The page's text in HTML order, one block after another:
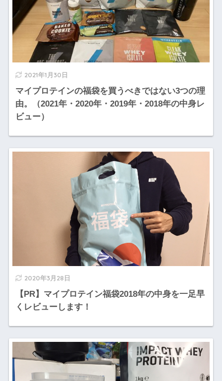
2021年1月30日
マイプロテインの福袋を買うべきではない3つの理
由。（2021年・2020年・2019年・2018年の中身レ
ビュー）
2020年3月28日
【PR】マイプロテイン福袋2018年の中身を一足早
くレビューします！